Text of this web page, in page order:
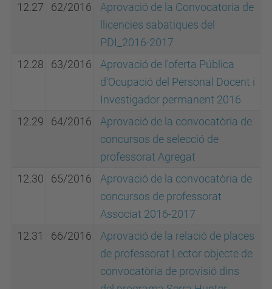
12.27
62/2016
Aprovació de la Convocatoria de
llicencies sabatiques del
PDI_2016-2017
12.28
63/2016
Aprovació de l'oferta Pública
d'Ocupació del Personal Docent i
Investigador permanent 2016
12.29
64/2016
Aprovació de la convocatòria de
concursos de selecció de
professorat Agregat
12.30
65/2016
Aprovació de la convocatòria de
concursos de professorat
Associat 2016-2017
12.31
66/2016
Aprovació de la relació de places
de professorat Lector objecte de
convocatòria de provisió dins